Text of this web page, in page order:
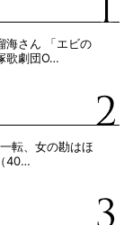
海さん 「エビの
歌劇団O…
転、女の勘はほ
40…